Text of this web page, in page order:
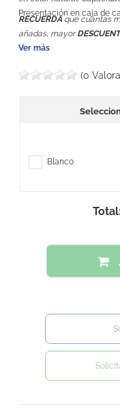
Presentación en caja de
RECUERDA que cuántas
añadas, mayor
Ver más
(0
Blanco
Total: